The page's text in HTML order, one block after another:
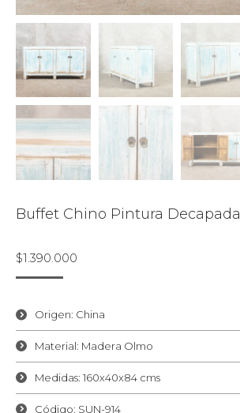
Buffet Chino Pintura Decapada
$1.390.000
Origen: China
Material: Madera Olmo
Medidas: 160x40x84 cms
Código: SUN-914